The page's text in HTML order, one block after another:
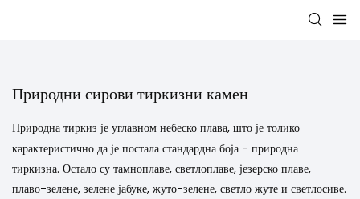
Природни сирови тиркизни камен
Природна тиркиз је углавном небеско плава, што је толико
карактеристично да је постала стандардна боја - природна
тиркизна. Остало су тамноплаве, светлоплаве, језерско плаве,
плаво-зелене, зелене јабуке, жуто-зелене, светло жуте и светлосиве.